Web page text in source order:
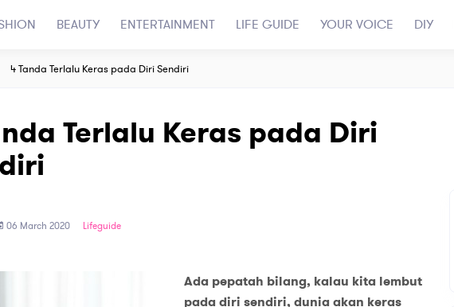
BEAUTY ENTERTAINMENT LIFE GUIDE YOUR VOICE DIY
4 Tanda Terlalu Keras pada Diri Sendiri
Terlalu Keras pada Diri
06 March 2020 Lifeguide
Ada pepatah bilang, kalau kita lembut
pada diri sendiri, dunia akan keras